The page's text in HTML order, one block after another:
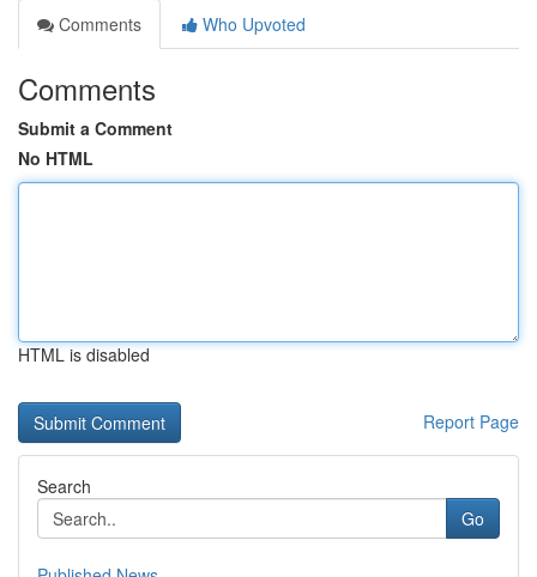
Comments
Who Upvoted
Comments
Submit a Comment
No HTML
HTML is disabled
Report Page
Search
Go